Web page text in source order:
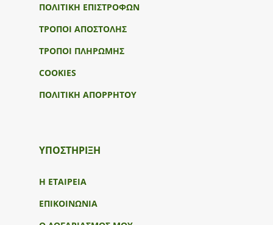
ΠΟΛΙΤΙΚΗ ΕΠΙΣΤΡΟΦΩΝ
ΤΡΟΠΟΙ ΑΠΟΣΤΟΛΗΣ
ΤΡΟΠΟΙ ΠΛΗΡΩΜΗΣ
COOKIES
ΠΟΛΙΤΙΚΗ ΑΠΟΡΡΗΤΟΥ
ΥΠΟΣΤΉΡΙΞΗ
Η ΕΤΑΙΡΕΙΑ
ΕΠΙΚΟΙΝΩΝΙΑ